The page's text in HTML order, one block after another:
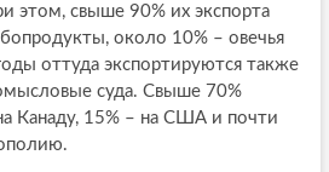
этом, свыше 90% их экспорта
около 10% – овечья
оттуда экспортируются также
суда. Свыше 70%
Канаду, 15% – на США и почти